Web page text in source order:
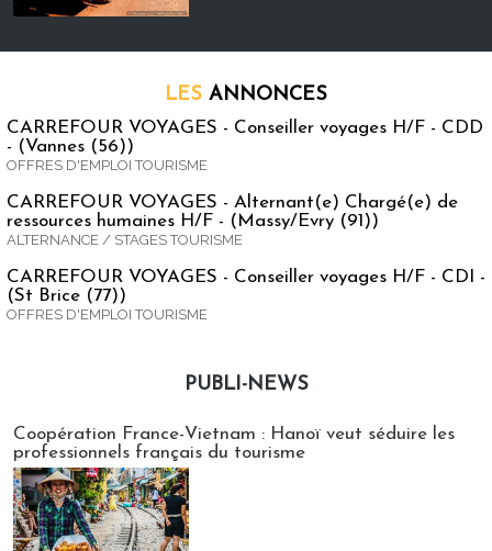
LES ANNONCES
CARREFOUR VOYAGES - Conseiller voyages H/F - CDD
- (Vannes (56))
OFFRES D'EMPLOI TOURISME
CARREFOUR VOYAGES - Alternant(e) Chargé(e) de
ressources humaines H/F - (Massy/Evry (91))
ALTERNANCE / STAGES TOURISME
CARREFOUR VOYAGES - Conseiller voyages H/F - CDI -
(St Brice (77))
OFFRES D'EMPLOI TOURISME
PUBLI-NEWS
Coopération France-Vietnam : Hanoï veut séduire les
professionnels français du tourisme